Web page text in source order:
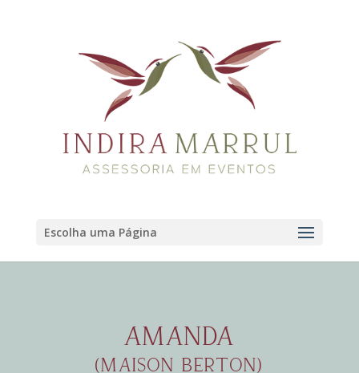
Escolha uma Página
AMANDA
(MAISON BERTON)